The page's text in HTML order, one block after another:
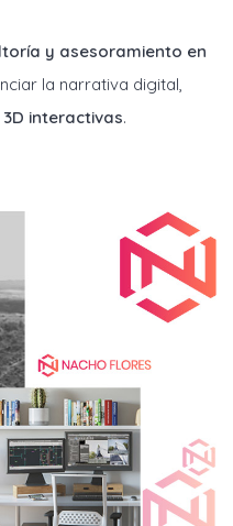
y asesoramiento en
la narrativa digital,
interactivas.